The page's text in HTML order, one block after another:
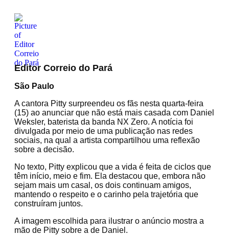
Editor Correio do Pará
São Paulo
A cantora Pitty surpreendeu os fãs nesta quarta-feira
(15) ao anunciar que não está mais casada com Daniel
Weksler, baterista da banda NX Zero. A notícia foi
divulgada por meio de uma publicação nas redes
sociais, na qual a artista compartilhou uma reflexão
sobre a decisão.
No texto, Pitty explicou que a vida é feita de ciclos que
têm início, meio e fim. Ela destacou que, embora não
sejam mais um casal, os dois continuam amigos,
mantendo o respeito e o carinho pela trajetória que
construíram juntos.
A imagem escolhida para ilustrar o anúncio mostra a
mão de Pitty sobre a de Daniel.